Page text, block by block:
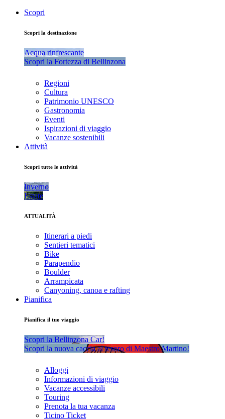
Scopri
Scopri la destinazione
Acqua rinfrescante
Scopri la Fortezza di Bellinzona
Regioni
Cultura
Patrimonio UNESCO
Gastronomia
Eventi
Ispirazioni di viaggio
Vacanze sostenibili
Attività
Scopri tutte le attività
Inverno
Estate
ATTUALITÀ
Itinerari a piedi
Sentieri tematici
Bike
Parapendio
Boulder
Arrampicata
Canyoning, canoa e rafting
Pianifica
Pianifica il tuo viaggio
Scopri la Bellinzona Car!
Scopri la nuova caccia al tesoro di Maestro Martino!
Alloggi
Informazioni di viaggio
Vacanze accessibili
Touring
Prenota la tua vacanza
Ticino Ticket